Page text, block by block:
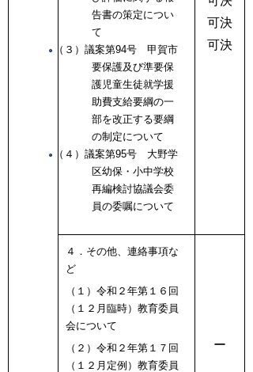
告書の策定につい
て
（３）議案第94号 甲賀市
要保護及び準要保
護児童生徒就学援
助費支給要綱の一
部を改正する要綱
の制定について
（４）議案第95号 大野学
区幼保・小中学校
再編検討協議会委
員の委嘱について
可決
可決
４．その他、連絡事項な
ど
（１）令和２年第１６回
（１２月臨時）教育委員
会について
（２）令和２年第１７回
（１２月定例）教育委員
ー